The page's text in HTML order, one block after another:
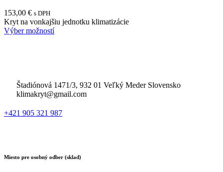
153,00 € s DPH
Kryt na vonkajšiu jednotku klimatizácie
Výber možností
Štadiónová 1471/3, 932 01 Veľký Meder Slovensko
klimakryt@gmail.com
+421 905 321 987
Miesto pre osobný odber (sklad)